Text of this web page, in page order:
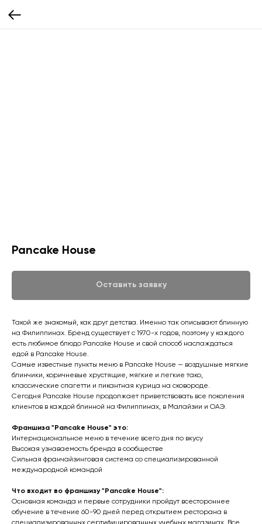
Pancake House
Оставить заявку
Такой же знакомый, как друг детства. Именно так описывают блинную
на Филиппинах. Бренд существует с 1970-х годов, поэтому у каждого
есть любимое блюдо Pancake House и свой способ наслаждаться
едой в Pancake House.
Самые известные пункты меню в Pancake House — воздушные мягкие
блинчики, коричневые хрустящие, мягкие и легкие тако,
классические спагетти и пикантная курица на сковороде.
Сегодня Pancake House продолжает приветствовать все поколения
клиентов в каждой блинной на Филиппинах, в Малайзии и ОАЭ.
Франшиза "Pancake House" это:
Интернациональное меню в течение всего дня по вкусу
Высокая узнаваемость бренда в сообществе
Сильная франчайзинговая система со специализированной
международной командой
Что входит во франшизу "Pancake House":
Основная команда и первые сотрудники пройдут всестороннее
обучение в течение 60-90 дней перед открытием ресторана в